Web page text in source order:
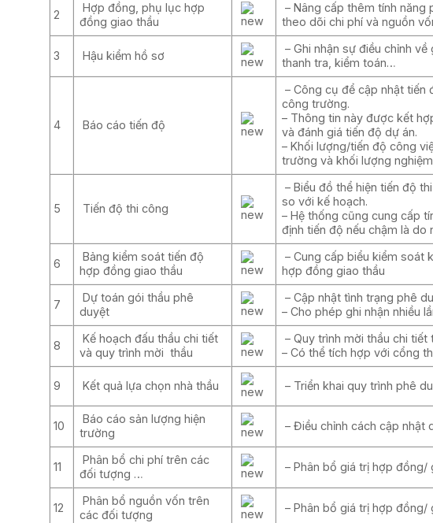
2
Hợp đồng, phụ lục hợp
đồng giao thầu
– Nâng cấp thêm tính
theo dõi chi phí và nguồn
3 Hậu kiểm hồ sơ
– Ghi nhận sự điều chỉnh
thanh tra, kiểm toán…
4 Báo cáo tiến độ
– Công cụ để cập nhật
công trường.
– Thông tin này được kết
và đánh giá tiến độ dự án.
– Khối lượng/tiến độ công
trường và khối lượng
5 Tiến độ thi công
– Biểu đồ thể hiện tiến độ
so với kế hoạch.
– Hệ thống cũng cung cấp
định tiến độ nếu chậm là do
6
Bảng kiểm soát tiến độ
hợp đồng giao thầu
– Cung cấp biểu kiểm soát
hợp đồng giao thầu
7
Dự toán gói thầu phê
duyệt
– Cập nhật tình trạng phê
– Cho phép ghi nhận nhiều
8
Kế hoạch đấu thầu chi tiết
và quy trình mời thầu
– Quy trình mời thầu chi
– Có thể tích hợp với cổng
9 Kết quả lựa chọn nhà thầu – Triển khai quy trình phê
10
Báo cáo sản lượng hiện
trường
– Điều chỉnh cách cập nhật
11
Phân bổ chi phí trên các
đối tượng …
– Phân bổ giá trị hợp
12
Phân bổ nguồn vốn trên
các đối tượng
– Phân bổ giá trị hợp